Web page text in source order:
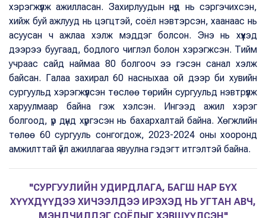
хэрэгжүүлж ажилласан. Захирлуудын нүд нь сэргэчихсэн,
хийж буй ажлууд нь цэгцтэй, соёл нэвтэрсэн, хаанаас нь
асуусан ч ажлаа хэлж мэддэг болсон. Энэ нь хүүхэд
дээрээ буугаад, бодлого чиглэл болон хэрэгжсэн. Тийм
учраас сайд наймаа 80 болгооч ээ гэсэн санал хэлж
байсан. Галаа захирал 60 насныхаа ой дээр би хувийн
сургуульд хэрэгжүүлсэн төслөө төрийн сургуульд нэвтрүүлж
харуулмаар байна гэж хэлсэн. Ингээд ажил хэрэг
болгоод, үр дүнд хүргэсэн нь бахархалтай байна. Хөгжлийн
төлөө 60 сургууль сонгогдож, 2023-2024 оны хооронд
амжилттай үйл ажиллагаа явуулна гэдэгт итгэлтэй байна.
"СУРГУУЛИЙН УДИРДЛАГА, БАГШ НАР БҮХ
ХҮҮХДҮҮДЭЭ ХИЧЭЭЛДЭЭ ИРЭХЭД НЬ УГТАН АВЧ,